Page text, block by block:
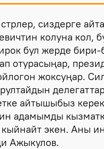
сиздерге
колуна кол,
бул жерде
отурасыңар,
жоксуңар.
айтышыбыз
адамымды
экен. Аны
Ажыкулов.